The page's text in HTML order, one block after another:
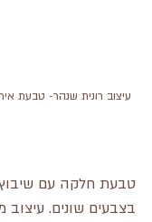
עיצוב רונית שנהר- טבעת
טבעת חלקה עם שיבוץ
בצבעים שונים. עיצוב